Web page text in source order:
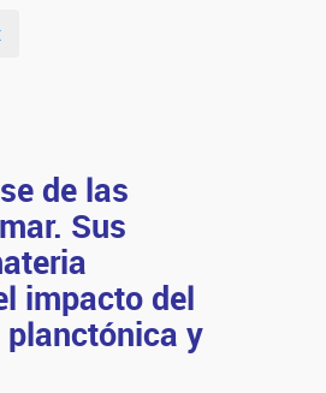
de las
Sus
impacto del
y